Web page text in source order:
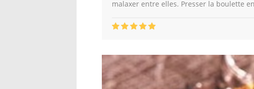
malaxer entre elles. Presser la boulette